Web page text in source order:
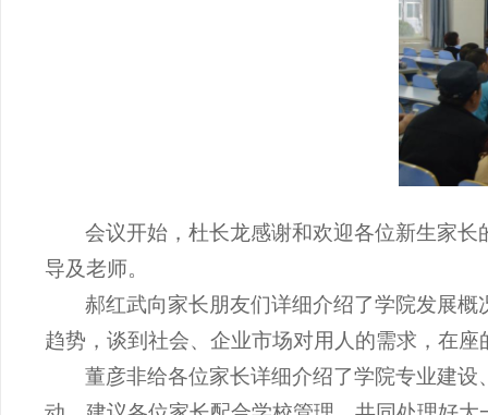
会议开始，杜长龙感谢和欢迎各位新生家
导及老师。
郝红武向家长朋友们详细介绍了学院发展
趋势，谈到社会、企业市场对用人的需求，在
董彦非给各位家长详细介绍了学院专业建